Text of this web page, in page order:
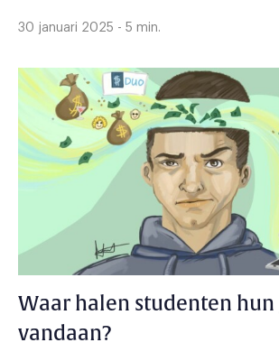
30 januari 2025 - 5 min.
Waar halen studenten hun
vandaan?